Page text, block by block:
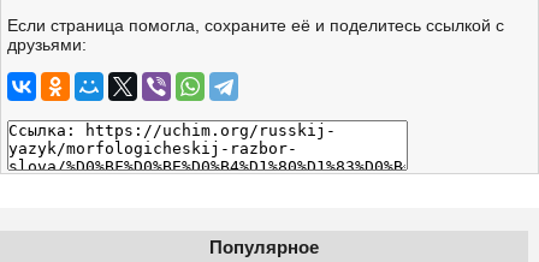
Если страница помогла, сохраните её и поделитесь ссылкой с
друзьями:
Популярное